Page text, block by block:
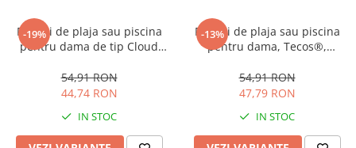
-19%
Papuci de plaja sau piscina
pentru dama de tip Cloud
ultra usori, alb, 24.5
centimetri
54,91 RON
44,74 RON
IN STOC
-13%
Papuci de plaja sau piscina
pentru dama, Tecos®,
centimetri, model cu dungi,
design modern, pentru casa,
54,91 RON
47,79 RON
IN STOC